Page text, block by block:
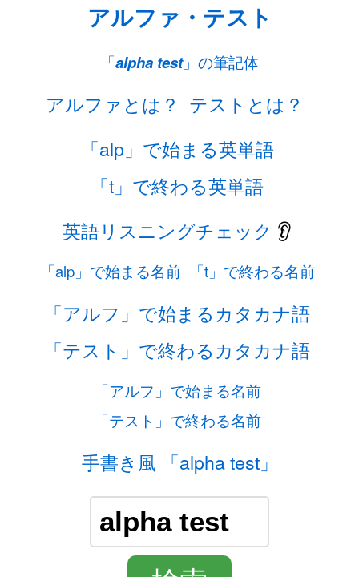
アルファ・テスト
「alpha test」の筆記体
アルファとは？ テストとは？
「alp」で始まる英単語
「t」で終わる英単語
英語リスニングチェック 👂
「alp」で始まる名前 「t」で終わる名前
「アルフ」で始まるカタカナ語
「テスト」で終わるカタカナ語
「アルフ」で始まる名前
「テスト」で終わる名前
手書き風 「alpha test」